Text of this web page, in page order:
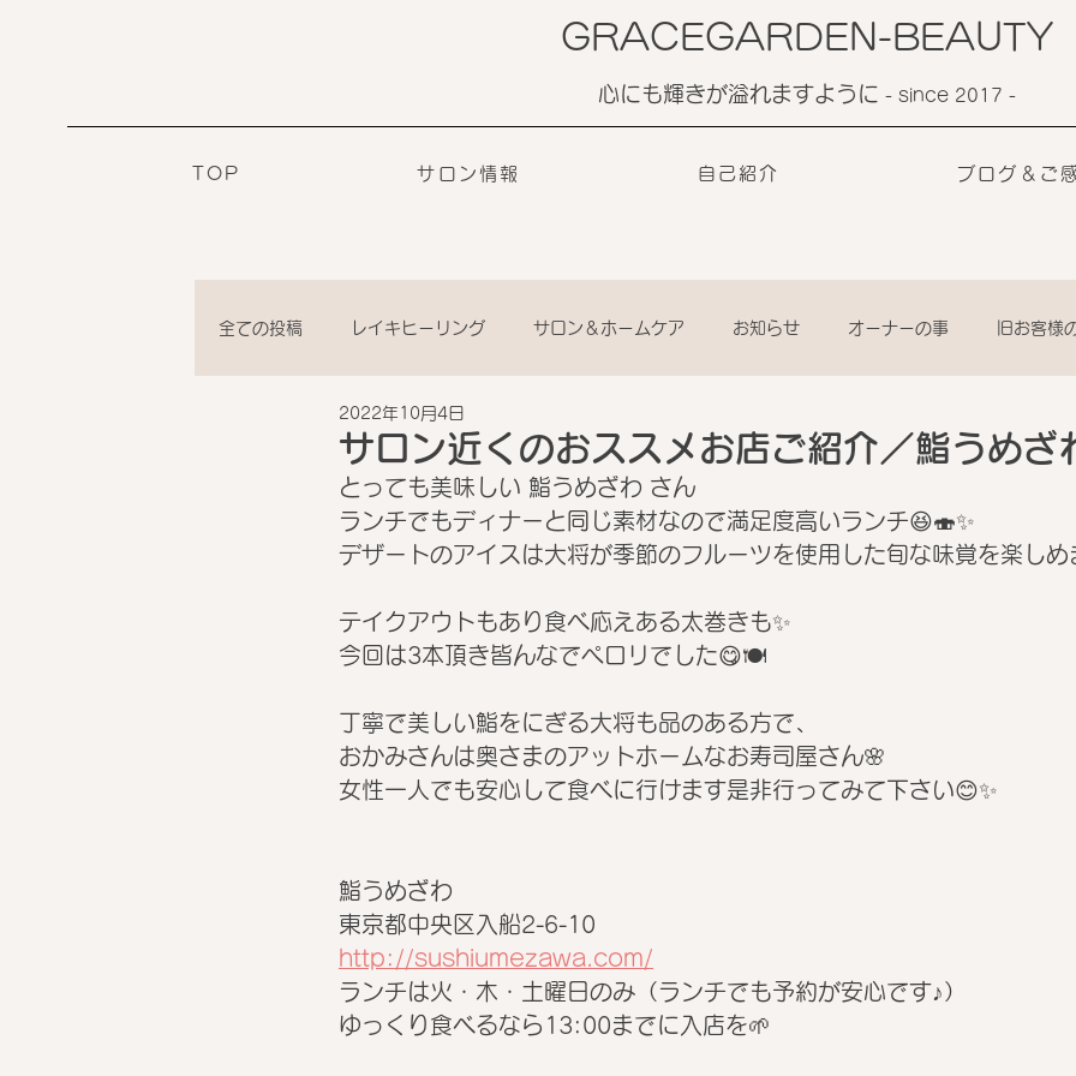
GRACEGARDEN-BEAUTY
心にも輝きが溢れますように ​- since 2017 -
TOP サロン情報 自己紹介 ブログ＆ご
全ての投稿 レイキヒーリング サロン＆ホームケア お知らせ オーナーの事 旧お客様
サロン近くのおススメお店ご紹介／鮨うめざ
2022年10月4日
とっても美味しい 鮨うめざわ さん
ランチでもディナーと同じ素材なので満足度高いランチ😆🍣✨
デザートのアイスは大将が季節のフルーツを使用した旬な味覚を楽しめ
テイクアウトもあり食べ応えある太巻きも✨
今回は3本頂き皆んなでペロリでした😋🍽
丁寧で美しい鮨をにぎる大将も品のある方で、
おかみさんは奥さまのアットホームなお寿司屋さん🌸
女性一人でも安心して食べに行けます是非行ってみて下さい😊✨
鮨うめざわ
東京都中央区入船2-6-10
http://sushiumezawa.com/
ランチは火・木・土曜日のみ（ランチでも予約が安心です♪）
ゆっくり食べるなら13:00までに入店を🌱